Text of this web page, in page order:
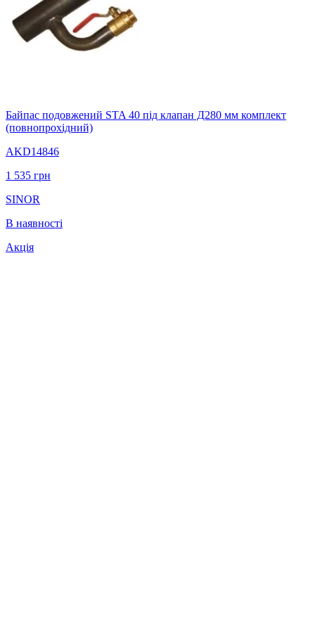
Байпас подовжений STA 40 під клапан Д280 мм комплект
(повнопрохідний)
AKD14846
1 535 грн
SINOR
В наявності
Акція